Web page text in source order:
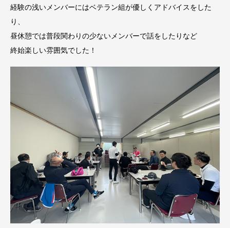
経験の浅いメンバーにはベテラン組が優しくアドバイスをした
り、
昼休憩では普段関わりの少ないメンバーで話をしたりなど
終始楽しい雰囲気でした！